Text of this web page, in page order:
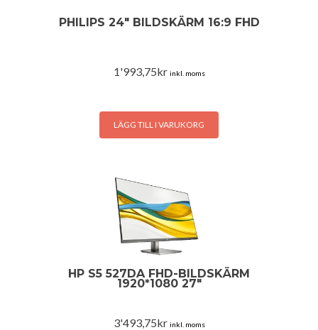
PHILIPS 24″ BILDSKÄRM 16:9 FHD
1'993,75kr inkl. moms
LÄGG TILL I VARUKORG
HP S5 527DA FHD-BILDSKÄRM
1920*1080 27″
3'493,75kr inkl. moms